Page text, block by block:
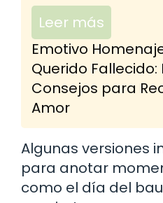
Leer más
Emotivo
Querido Fallecido:
Consejos para
Amor
Algunas versiones
para anotar
como el día del